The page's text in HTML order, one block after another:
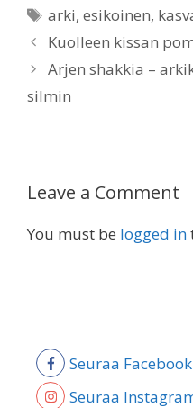
Tags
arki,esikoinen,
Kuolleen kissan
Arjen shakkia –
silmin
Leave a Comment
You must be logged in
Seuraa
Seuraa